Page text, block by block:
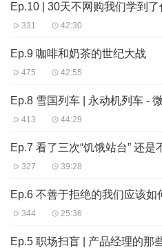
Ep.10 | 30天不网购我们学到了
331 42:30
Ep.9 咖啡和奶茶的世纪大战
475 42:55
Ep.8 雪国列车 | 永动机列车 -
413 44:29
Ep.7 看了三次“饥饿站台” 还是
327 39:28
Ep.6 不善于拒绝的我们应该如
344 25:36
Ep.5 职场扫盲 | 产品经理的那